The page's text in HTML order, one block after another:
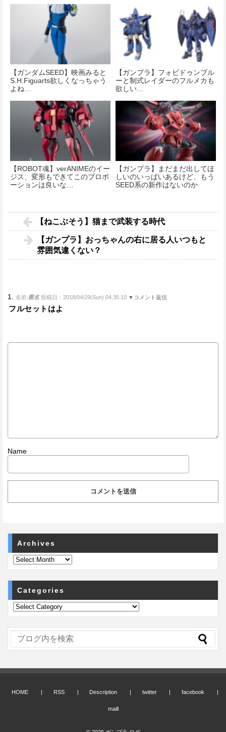
【ガンダムSEED】映画みると
S.H.Figuarts欲しくなっちゃう
よね…
【ガンプラ】フォビドゥンブル
ーと制式レイダーのフルメカも
欲しい…
【ROBOT魂】verANIMEのイー
ジス、変形もできてこのプロポ
ーションは良いな…
【ガンプラ】まだまだ出してほ
しいのいっぱいあるけど、もう
SEED系の新作はないのか
【ねこぶそう】猫まで武装する時代
【ガンプラ】おっちゃんの右に居る人いつもと
雰囲気違くない？
1. 名前:匿名 投稿日：2018/04/29(Sun) 04:35:10 ▼コメント返信
フルセットはよ
Name
Archives
Categories
HOME RSS Description twitter facebook
maill